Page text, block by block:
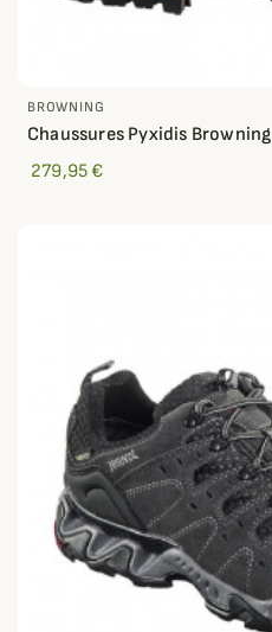
BROWNING
Chaussures Pyxidis Browning
279,95 €